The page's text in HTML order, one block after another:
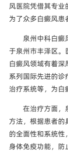
风医院凭借其专
为了众多白癜风患
泉州中科白癜
于泉州市丰泽区。
白癜风领域有着
系列国际先进的
治疗系统等，为白
在治疗方面，
方法，根据患者
的全面性和系统
身体免疫功能，防